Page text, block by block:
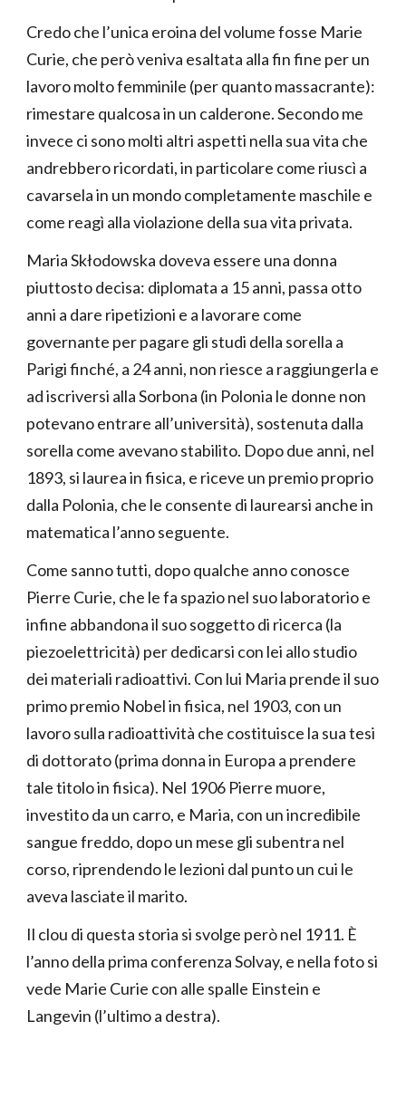
Credo che l’unica eroina del volume fosse Marie
Curie, che però veniva esaltata alla fin fine per un
lavoro molto femminile (per quanto massacrante):
rimestare qualcosa in un calderone. Secondo me
invece ci sono molti altri aspetti nella sua vita che
andrebbero ricordati, in particolare come riuscì a
cavarsela in un mondo completamente maschile e
come reagì alla violazione della sua vita privata.
Maria Skłodowska doveva essere una donna
piuttosto decisa: diplomata a 15 anni, passa otto
anni a dare ripetizioni e a lavorare come
governante per pagare gli studi della sorella a
Parigi finché, a 24 anni, non riesce a raggiungerla e
ad iscriversi alla Sorbona (in Polonia le donne non
potevano entrare all’università), sostenuta dalla
sorella come avevano stabilito. Dopo due anni, nel
1893, si laurea in fisica, e riceve un premio proprio
dalla Polonia, che le consente di laurearsi anche in
matematica l’anno seguente.
Come sanno tutti, dopo qualche anno conosce
Pierre Curie, che le fa spazio nel suo laboratorio e
infine abbandona il suo soggetto di ricerca (la
piezoelettricità) per dedicarsi con lei allo studio
dei materiali radioattivi. Con lui Maria prende il suo
primo premio Nobel in fisica, nel 1903, con un
lavoro sulla radioattività che costituisce la sua tesi
di dottorato (prima donna in Europa a prendere
tale titolo in fisica). Nel 1906 Pierre muore,
investito da un carro, e Maria, con un incredibile
sangue freddo, dopo un mese gli subentra nel
corso, riprendendo le lezioni dal punto un cui le
aveva lasciate il marito.
Il clou di questa storia si svolge però nel 1911. È
l’anno della prima conferenza Solvay, e nella foto si
vede Marie Curie con alle spalle Einstein e
Langevin (l’ultimo a destra).